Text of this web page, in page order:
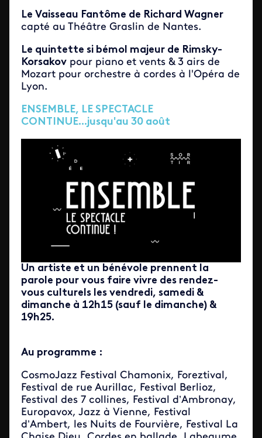
Le Vaisseau Fantôme de Richard Wagner
capté au Théâtre Graslin de Nantes.
Le quintette si bémol majeur de Rimsky-
Korsakov pour piano et vents & 3 airs de
Mozart pour orchestre à cordes à l'Opéra de
Lyon.
ENSEMBLE, LE SPECTACLE
CONTINUE...jusqu'au 30 août
Un artiste et un bénévole prennent la
parole pour vous faire vivre des rendez-
vous culturels les vendredi, samedi &
dimanche à 12h15 (sauf le dimanche) &
19h25.
Au programme :
CosmoJazz Festival Chamonix, Foreztival,
Festival de rue Aurillac, Festival Berlioz,
Festival des 7 collines, Festival d’Ambronay,
Europavox, Jazz à Vienne, Festival
d’Ambert, les Nuits de Fourvière, Festival La